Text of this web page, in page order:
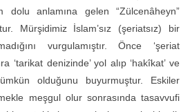
dolu anlamına gelen “Zülcenâheyn”
Mürşidimiz İslam’sız (şeriatsız) bir
vurgulamıştır. Önce ‘şeriat
‘tarikat denizinde’ yol alıp ‘hakîkat’ ve
olduğunu buyurmuştur. Eskiler
meşgul olur sonrasında tasavvufi